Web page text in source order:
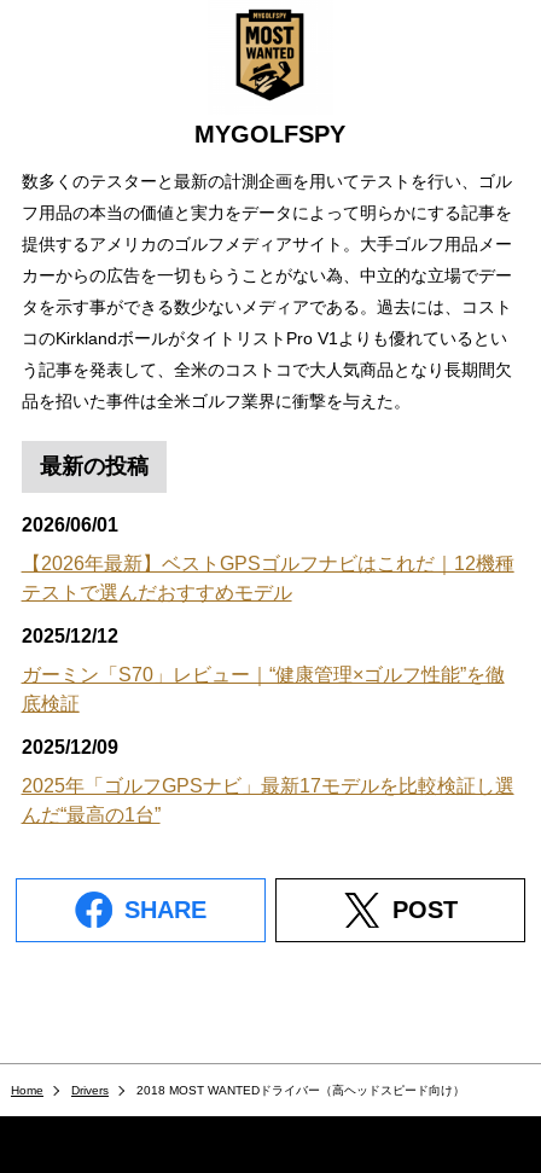
MYGOLFSPY
数多くのテスターと最新の計測企画を用いてテストを行い、ゴル
フ用品の本当の価値と実力をデータによって明らかにする記事を
提供するアメリカのゴルフメディアサイト。大手ゴルフ用品メー
カーからの広告を一切もらうことがない為、中立的な立場でデー
タを示す事ができる数少ないメディアである。過去には、コスト
コのKirklandボールがタイトリストPro V1よりも優れているとい
う記事を発表して、全米のコストコで大人気商品となり長期間欠
品を招いた事件は全米ゴルフ業界に衝撃を与えた。
最新の投稿
2026/06/01
【2026年最新】ベストGPSゴルフナビはこれだ｜12機種
テストで選んだおすすめモデル
2025/12/12
ガーミン「S70」レビュー｜“健康管理×ゴルフ性能”を徹
底検証
2025/12/09
2025年「ゴルフGPSナビ」最新17モデルを比較検証し選
んだ“最高の1台”
SHARE POST
Home Drivers 2018 MOST WANTEDドライバー（高ヘッドスピード向け）